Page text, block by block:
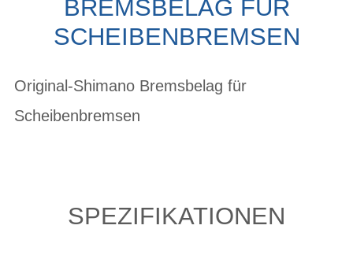
BREMSBELAG FÜR
SCHEIBENBREMSEN
Original-Shimano Bremsbelag für
Scheibenbremsen
SPEZIFIKATIONEN